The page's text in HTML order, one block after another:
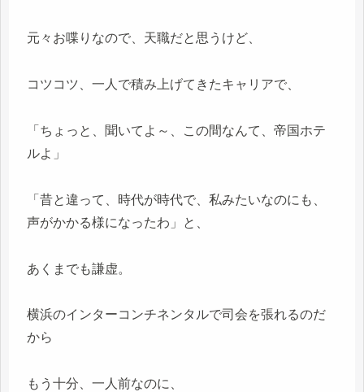
元々お喋りなので、天職だと思うけど、
コツコツ、一人で積み上げてきたキャリアで、
「ちょっと、聞いてよ～、この間なんて、帝国ホテ
ルよ」
「昔と違って、時代が時代で、私みたいなのにも、
声がかかる様になったわ」と、
あくまでも謙虚。
横浜のインターコンチネンタルで司会を張れるのだ
から
もう十分、一人前なのに、